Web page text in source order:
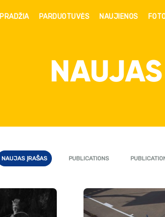
PRADŽIA PARDUOTUVĖS NAUJIENOS
NAUJAS ĮRAŠAS PUBLICATIONS